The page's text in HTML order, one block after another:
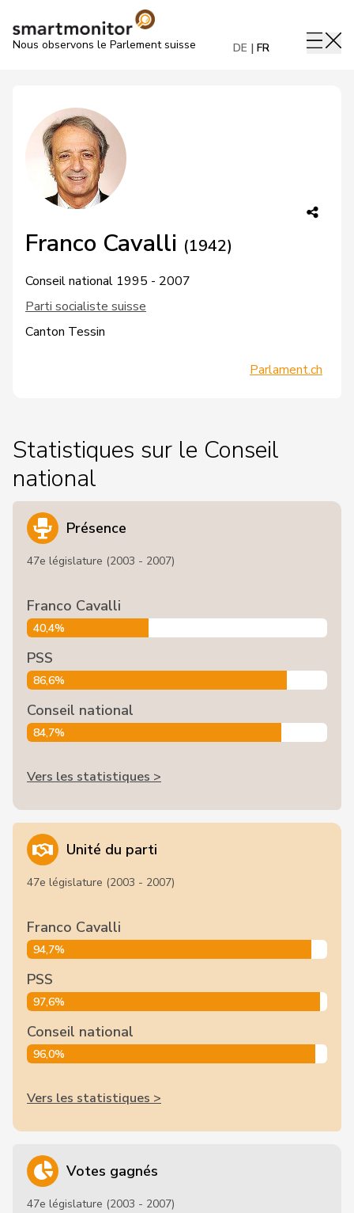
Nous observons le Parlement suisse DE FR
Franco Cavalli (1942)
Conseil national 1995 - 2007
Parti socialiste suisse
Canton Tessin
Parlament.ch
Statistiques sur le Conseil
national
Présence
47e législature (2003 - 2007)
Franco Cavalli
40,4%
PSS
86,6%
Conseil national
84,7%
Vers les statistiques >
Unité du parti
47e législature (2003 - 2007)
Franco Cavalli
94,7%
PSS
97,6%
Conseil national
96,0%
Vers les statistiques >
Votes gagnés
47e législature (2003 - 2007)